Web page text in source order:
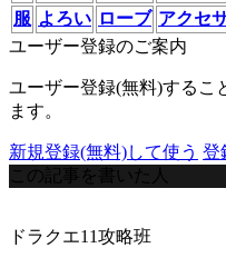
服 よろい ローブ アクセ
ユーザー登録のご案内
ユーザー登録(無料)するこ
ます。
新規登録(無料)して使う 登
この記事を書いた人
ドラクエ11攻略班